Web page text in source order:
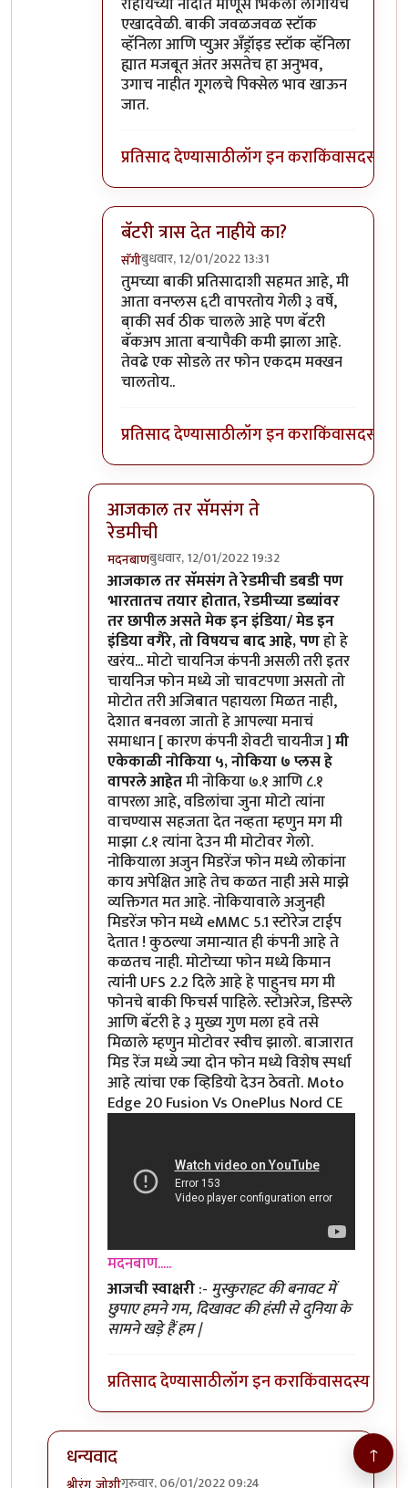
एखादवेळी. बाकी जवळजवळ स्टॉक
व्हॅनिला आणि प्युअर अँड्रॉइड स्टॉक व्हॅनिला
ह्यात मजबूत अंतर असतेच हा अनुभव,
उगाच नाहीत गूगलचे पिक्सेल भाव खाऊन
जात.
प्रतिसाद देण्यासाठीलॉग इन कराकिंवासदस्य व्हा
बॅटरी त्रास देत नाहीये का?
सॅगीबुधवार, 12/01/2022 13:31
In reply toमाझ्याकडे वन प्लस फाईव्ह टी
तुमच्या बाकी प्रतिसादाशी सहमत आहे, मी
आता वनप्लस ६टी वापरतोय गेली ३ वर्षे,
बा़की सर्व ठीक चालले आहे पण बॅटरी
बॅकअप आता बर्‍यापैकी कमी झाला आहे.
तेवढे एक सोडले तर फोन एकदम मक्खन
चालतोय..
प्रतिसाद देण्यासाठीलॉग इन कराकिंवासदस्य व्हा
आजकाल तर सॅमसंग ते
रेडमीची
मदनबाणबुधवार, 12/01/2022 19:32
In reply toअसंच काही नाहीbyजेम्स वांड
आजकाल तर सॅमसंग ते रेडमीची डबडी पण
भारतातच तयार होतात, रेडमीच्या डब्यांवर
तर छापील असते मेक इन इंडिया/ मेड इन
इंडिया वगैरे, तो विषयच बाद आहे, पणहो हे
खरंय... मोटो चायनिज कंपनी असली तरी इतर
चायनिज फोन मध्ये जो चावटपणा असतो तो
मोटोत तरी अजिबात पहायला मिळत नाही,
देशात बनवला जातो हे आपल्या मनाचं
समाधान [ कारण कंपनी शेवटी चायनीज ]मी
एकेकाळी नोकिया ५, नोकिया ७ प्लस हे
वापरले आहेतमी नोकिया ७.१ आणि ८.१
वापरला आहे, वडिलांचा जुना मोटो त्यांना
वाचण्यास सहजता देत नव्हता म्हणुन मग मी
माझा ८.१ त्यांना देउन मी मोटोवर गेलो.
नोकियाला अजुन मिडरेंज फोन मध्ये लोकांना
काय अपेक्षित आहे तेच कळत नाही असे माझे
व्यक्तिगत मत आहे. नोकियावाले अजुनही
मिडरेंज फोन मध्ये eMMC 5.1 स्टोरेज टाईप
देतात ! कुठल्या जमान्यात ही कंपनी आहे ते
कळतच नाही. मोटोच्या फोन मध्ये किमान
त्यांनी UFS 2.2 दिले आहे हे पाहुनच मग मी
फोनचे बाकी फिचर्स पाहिले. स्टोअरेज, डिस्प्ले
आणि बॅटरी हे ३ मुख्य गुण मला हवे तसे
मिळाले म्हणुन मोटोवर स्वीच झालो. बाजारात
मिड रेंज मध्ये ज्या दोन फोन मध्ये विशेष स्पर्धा
आहे त्यांचा एक व्हिडियो देउन ठेवतो. Moto
Edge 20 Fusion Vs OnePlus Nord CE
मदनबाण.....
आजची स्वाक्षरी:- मुस्कुराहट की बनावट में
छुपाए हमने गम, दिखावट की हंसी से दुनिया के
सामने खड़े हैं हम |
प्रतिसाद देण्यासाठीलॉग इन कराकिंवासदस्य व्हा
धन्यवाद
गुरुवार, 06/01/2022 09:24
↑